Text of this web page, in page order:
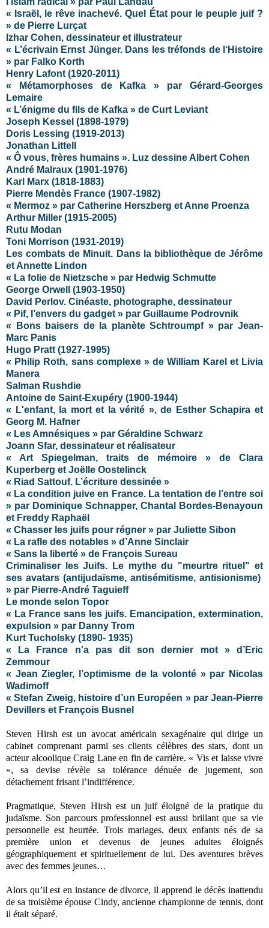
« Israël, le rêve inachevé. Quel État pour le peuple juif ?
» de Pierre Lurçat
Izhar Cohen, dessinateur et illustrateur
« L’écrivain Ernst Jünger. Dans les tréfonds de l‘Histoire
» par Falko Korth
Henry Lafont (1920-2011)
« Métamorphoses de Kafka » par Gérard-Georges
Lemaire
« L’énigme du fils de Kafka » de Curt Leviant
Joseph Kessel (1898-1979)
Doris Lessing (1919-2013)
Jonathan Littell
« Ô vous, frères humains ». Luz dessine Albert Cohen
André Malraux (1901-1976)
Karl Marx (1818-1883)
Pierre Mendès France (1907-1982)
« Mermoz » par Catherine Herszberg et Anne Proenza
Arthur Miller (1915-2005)
Rutu Modan
Toni Morrison (1931-2019)
Les combats de Minuit. Dans la bibliothèque de Jérôme
et Annette Lindon
« La folie de Nietzsche » par Hedwig Schmutte
George Orwell (1903-1950)
David Perlov. Cinéaste, photographe, dessinateur
« Pif, l’envers du gadget » par Guillaume Podrovnik
« Bons baisers de la planète Schtroumpf » par Jean-
Marc Panis
Hugo Pratt (1927-1995)
« Philip Roth, sans complexe » de William Karel et Livia
Manera
Salman Rushdie
Antoine de Saint-Exupéry (1900-1944)
« L'enfant, la mort et la vérité », de Esther Schapira et
Georg M. Hafner
« Les Amnésiques » par Géraldine Schwarz
Joann Sfar, dessinateur et réalisateur
« Art Spiegelman, traits de mémoire » de Clara
Kuperberg et Joëlle Oostelinck
« Riad Sattouf. L’écriture dessinée »
« La condition juive en France. La tentation de l’entre soi
» par Dominique Schnapper, Chantal Bordes-Benayoun
et Freddy Raphaël
« Chasser les juifs pour régner » par Juliette Sibon
« La rafle des notables » d’Anne Sinclair
« Sans la liberté » de François Sureau
Criminaliser les Juifs. Le mythe du "meurtre rituel" et
ses avatars (antijudaïsme, antisémitisme, antisionisme)
» par Pierre-André Taguieff
Le monde selon Topor
« La France sans les juifs. Emancipation, extermination,
expulsion » par Danny Trom
Kurt Tucholsky (1890- 1935)
« La France n'a pas dit son dernier mot » d’Eric
Zemmour
« Jean Ziegler, l’optimisme de la volonté » par Nicolas
Wadimoff
« Stefan Zweig, histoire d’un Européen » par Jean-Pierre
Devillers et François Busnel
Steven Hirsh est un avocat américain sexagénaire qui dirige un
cabinet comprenant parmi ses clients célèbres des stars, dont un
acteur alcoolique Craig Lane en fin de carrière. « Vis et laisse vivre
», sa devise révèle sa tolérance dénuée de jugement, son
détachement frisant l’indifférence.
Pragmatique, Steven Hirsh est un juif éloigné de la pratique du
judaïsme. Son parcours professionnel est aussi brillant que sa vie
personnelle est heurtée. Trois mariages, deux enfants nés de sa
première union et devenus de jeunes adultes éloignés
géographiquement et spirituellement de lui. Des aventures brèves
avec des femmes jeunes…
Alors qu’il est en instance de divorce, il apprend le décès inattendu
de sa troisième épouse Cindy, ancienne championne de tennis, dont
il était séparé.